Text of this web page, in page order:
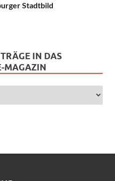
Stadtbild
IN DAS
MAGAZIN